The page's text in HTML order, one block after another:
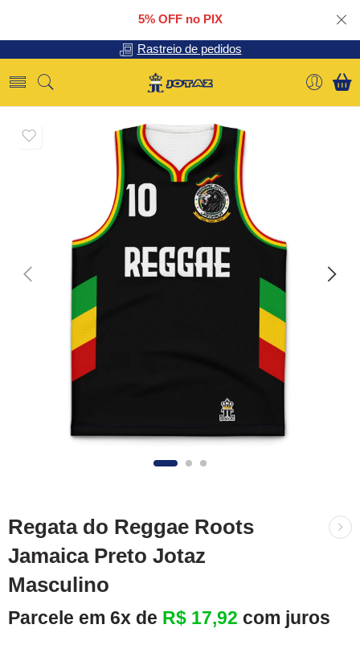
5% OFF no PIX
Rastreio de pedidos
Regata do Reggae Roots
Jamaica Preto Jotaz
Masculino
Parcele em 6x de R$ 17,92 com juros